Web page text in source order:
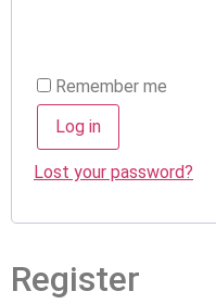
Remember me
Log in
Lost your password?
Register